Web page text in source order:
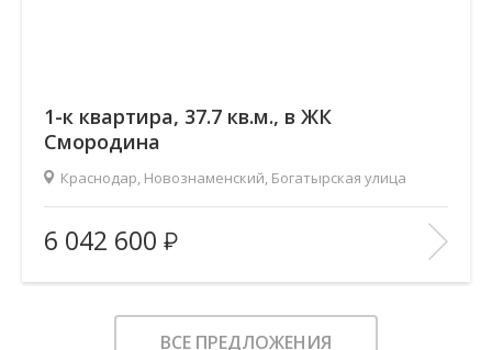
1-к квартира, 37.7 кв.м., в ЖК
Смородина
Краснодар, Новознаменский, Богатырская улица
Площадь (общ/жил/кух), м2:
37.65/14.35/14.49
Количество комнат:
1
Этаж:
16/19
В ИЗБРАННОЕ
6 042 600
ВСЕ ПРЕДЛОЖЕНИЯ